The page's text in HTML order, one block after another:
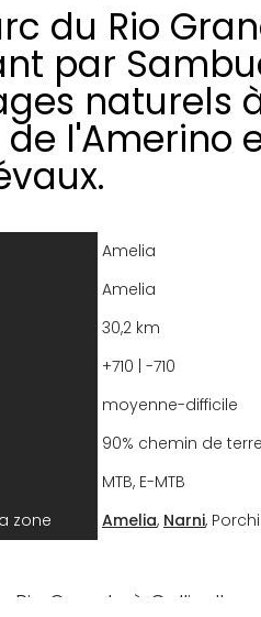
du Rio
par
naturels
l'Amerino
Amelia
Amelia
30,2 km
+710 | -710
moyenne-difficile
90% chemin de
MTB, E-MTB
zone
Amelia, Narni,
Rio Grande à Collicello,